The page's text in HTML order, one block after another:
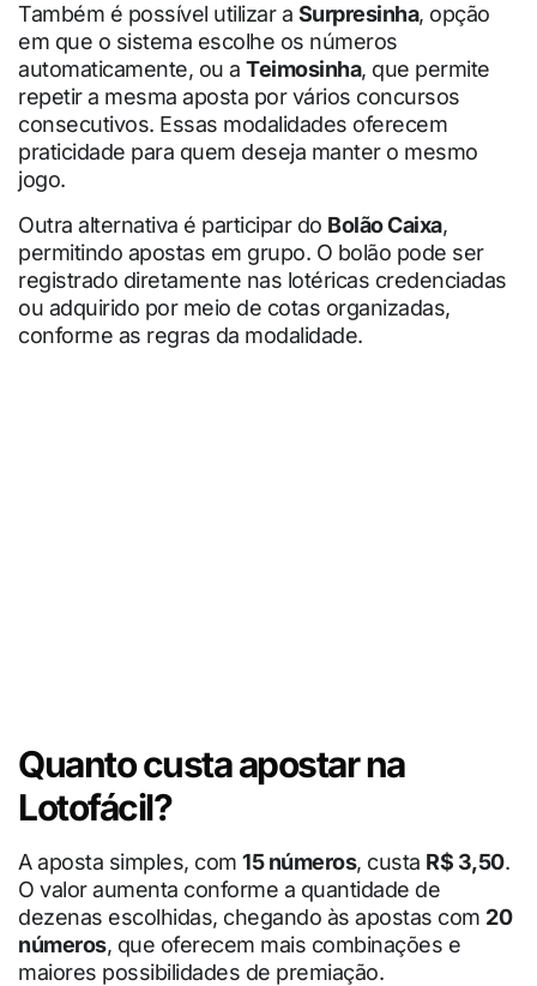
Também é possível utilizar a Surpresinha, opção
em que o sistema escolhe os números
automaticamente, ou a Teimosinha, que permite
repetir a mesma aposta por vários concursos
consecutivos. Essas modalidades oferecem
praticidade para quem deseja manter o mesmo
jogo.
Outra alternativa é participar do Bolão Caixa,
permitindo apostas em grupo. O bolão pode ser
registrado diretamente nas lotéricas credenciadas
ou adquirido por meio de cotas organizadas,
conforme as regras da modalidade.
Quanto custa apostar na
Lotofácil?
A aposta simples, com 15 números, custa R$ 3,50.
O valor aumenta conforme a quantidade de
dezenas escolhidas, chegando às apostas com 20
números, que oferecem mais combinações e
maiores possibilidades de premiação.